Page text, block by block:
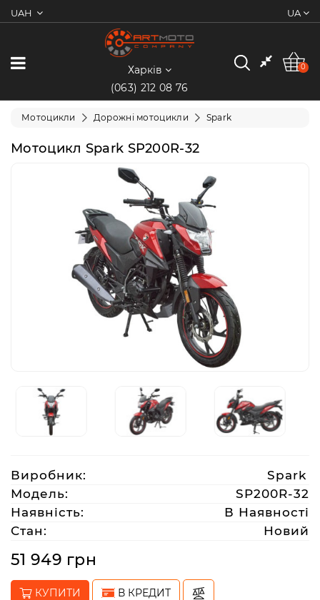
UAH UA
0
Категорії
Мотоцикли
Електротранспорт
Екіпіювання
Запчастини
(063)
212
08
76
artmoto.info@gmail.com
Харків
(063) 212 08 76
0
Мотоцикли Дорожні мотоцикли Spark
Мотоцикл Spark SP200R-32
Виробник:
Spark
Модель:
SP200R-32
Наявність:
В Наявності
Стан:
Новий
51 949 грн
КУПИТИ В КРЕДИТ